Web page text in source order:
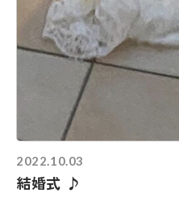
2022.10.03
結婚式 ♪